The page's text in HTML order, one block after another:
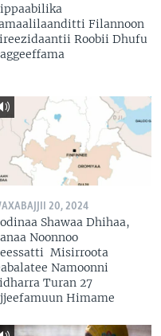
Filannoon
Roobii Dhufu
20, 2024
Shawaa Dhihaa,
Noonnoo
Misirroota
Namoonni
Turan 27
Himame